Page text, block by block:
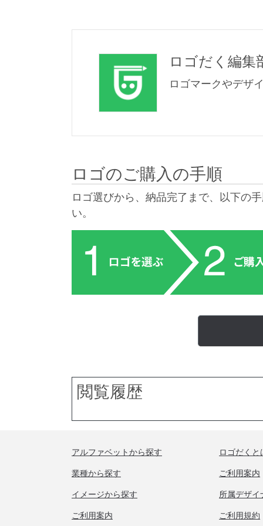
ロゴだく編集
ロゴマークやデザ
ロゴのご購入の手順
ロゴ選びから、納品完了まで、以下の
い。
閲覧履歴
アルファベットから探す
業種から探す
イメージから探す
ご利用案内
ロゴだくと
ご利用案内
所属デザイ
ご利用規約